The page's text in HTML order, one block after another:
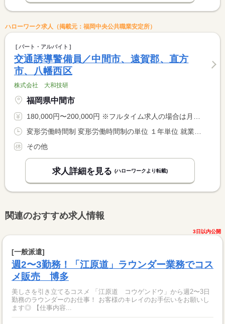
ハローワーク求人（掲載元：福岡中央公共職業安定所）
パート・アルバイト
交通誘導警備員／中間市、遠賀郡、直方
市、八幡西区
株式会社 大和技研
福岡県中間市
180,000円〜200,000円 ※フルタイム求人の場合は月額（換算額）、パート求人の場合は時間額を表示しています。
変形労働時間制 変形労働時間制の単位 １年単位 就業時間１ 8時00分〜17時00分 就業時間２ 22時00分〜6時00分 就業時間に関する特記事項 ※就業時間は昼勤（１）のみでも可 <BR> ※夜勤（２）は希望者のみ
その他
求人詳細を見る (ハローワークより転載)
関連のおすすめ求人情報
3日以内公開
[一般派遣]
週2〜3勤務！「江原道」ラウンダー業務でコス
メ販売 博多
美しさを引き立てるコスメ 「江原道 コウゲンドウ」から週2〜3日
勤務のラウンダーのお仕事！ お客様のキレイのお手伝いをお願いし
ます◎ 【仕事内容...